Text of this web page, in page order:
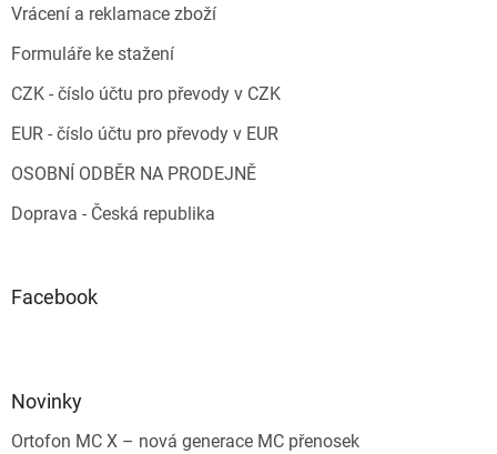
Vrácení a reklamace zboží
Formuláře ke stažení
CZK - číslo účtu pro převody v CZK
EUR - číslo účtu pro převody v EUR
OSOBNÍ ODBĚR NA PRODEJNĚ
Doprava - Česká republika
Facebook
Novinky
Ortofon MC X – nová generace MC přenosek